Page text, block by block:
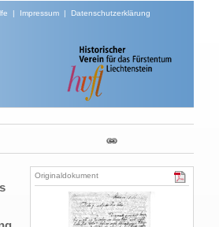
| Impressum| Datenschutzerklärung
Originaldokument